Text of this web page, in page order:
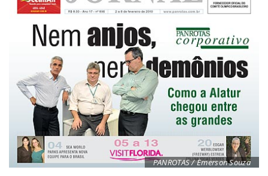
PANROTAS / Emerson Souza